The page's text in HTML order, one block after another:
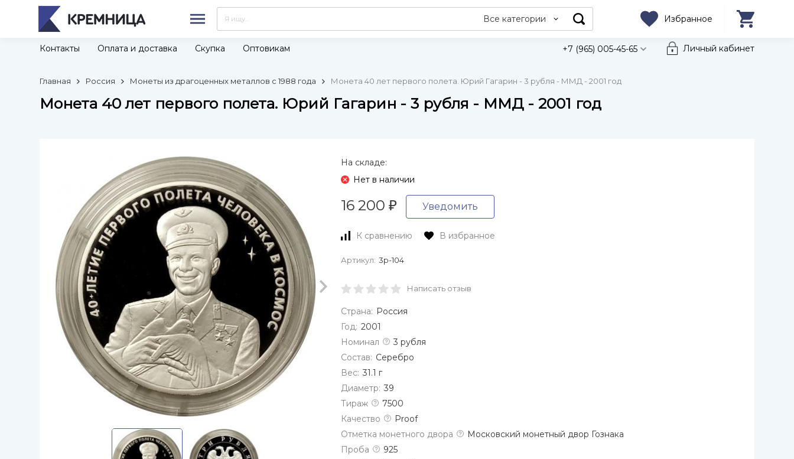
Все категории Избранное
Контакты Оплата и доставка Скупка Оптовикам +7 (965) 005-45-65 Личный кабинет
Главная Россия Монеты из драгоценных металлов с 1988 года Монета 40 лет первого полета. Юрий Гагарин - 3 рубля - ММД - 2001 год
Монета 40 лет первого полета. Юрий Гагарин - 3 рубля - ММД - 2001 год
На складе:
Нет в наличии
16 200 ₽ Уведомить
К сравнению В избранное
Артикул: 3р-104
Написать отзыв
Страна: Россия
Год: 2001
Номинал
3 рубля
Состав: Серебро
Вес: 31.1 г
Диаметр: 39
Тираж
7500
Качество
Proof
Отметка монетного двора
Московский монетный двор Гознака
Проба
925